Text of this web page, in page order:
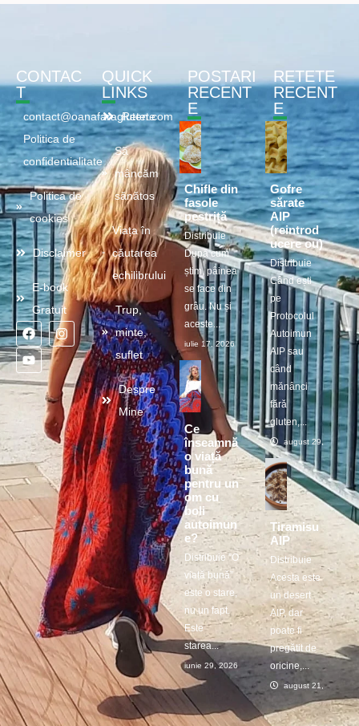
CONTAC
T
contact@oanafaragluten.com
Politica de
confidentialitate
Politica de
cookies
Disclaimer
E-book
Gratuit
QUICK
LINKS
Retete
Să
mâncăm
sănătos
Viața în
căutarea
echilibrului
Trup,
minte,
suflet
Despre
Mine
POSTARI
RECENT
E
Chifle din
fasole
pestriță
Distribuie
După cum
știm, pâinea
se face din
grâu. Nu și
aceste...
iulie 17, 2026
Ce
înseamnă
o viață
bună
pentru un
om cu
boli
autoimun
e?
Distribuie ”O
viață bună”
este o stare,
nu un fapt.
Este
starea...
iunie 29, 2026
RETETE
RECENT
E
Gofre
sărate
AIP
(reintrod
ucere ou)
Distribuie
Când ești
pe
Protocolul
Autoimun
AIP sau
când
mănânci
fără
gluten,...
august 29, 2025
Tiramisu
AIP
Distribuie
Acesta este
un desert
AIP, dar
poate fi
pregătit de
oricine,...
august 21, 2025